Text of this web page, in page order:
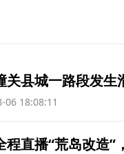
关县城一路段发生
06 18:08:11
程直播“荒岛改造”